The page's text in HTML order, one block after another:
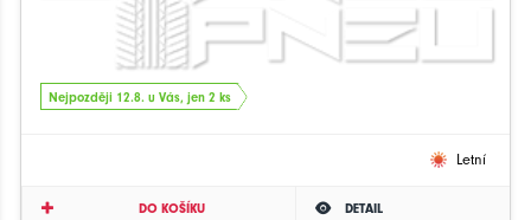
Nejpozději 12.8. u Vás, jen 2 ks
Letní
DO KOŠÍKU DETAIL